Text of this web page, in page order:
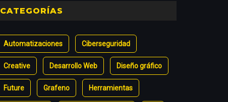
CATEGORÍAS
Automatizaciones Ciberseguridad
Creative Desarrollo Web Diseño gráfico
Future Grafeno Herramientas